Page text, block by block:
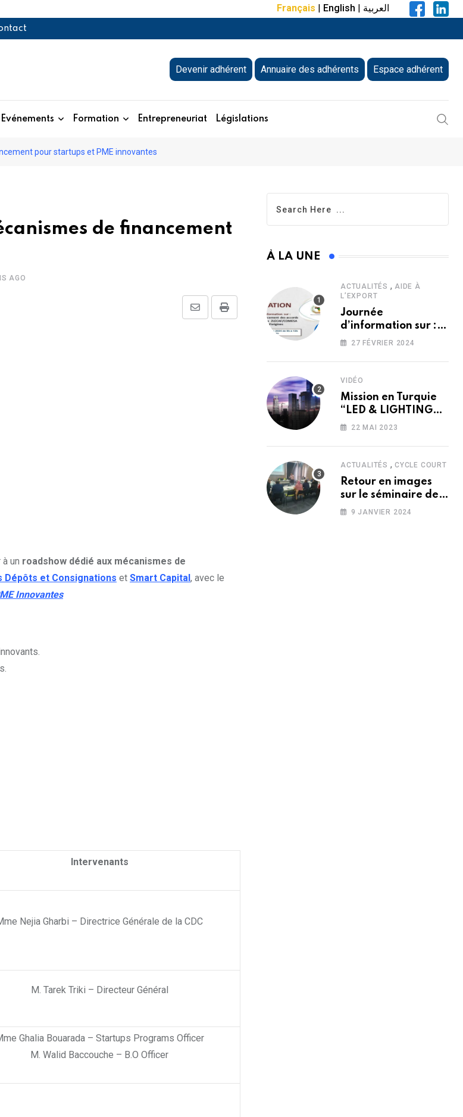
Français | English | العربية
Devenir adhérent Annuaire des adhérents Espace adhérent
Evénements Formation Entrepreneuriat Législations
pour startups et PME innovantes
de financement
AGO
Print
Share
un roadshow dédié aux mécanismes de
Dépôts et Consignations et Smart Capital , avec le
Innovantes
Intervenants
Nejia Gharbi – Directrice Générale de la CDC
M. Tarek Triki – Directeur Général
Ghalia Bouarada – Startups Programs Officer
M. Walid Baccouche – B.O Officer
À LA UNE
ACTUALITÉS , AIDE À
L’EXPORT
Journée
d’information sur :
?’?́??? ?’??????????
???????????
??????/?????? ??
??? ??̀????
?’???????
27 FÉVRIER 2024
VIDÉO
Mission en Turquie
“LED & LIGHTING
2016″”ELECTRONIST
22 MAI 2023
ACTUALITÉS , CYCLE COURT
Retour en images
sur le séminaire de
Formation “Loi de
9 JANVIER 2024